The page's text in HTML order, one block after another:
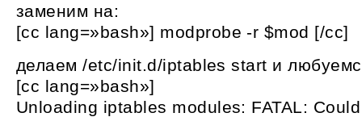
заменим на:
[cc lang=»bash»] modprobe -r $mod [/cc]
делаем /etc/init.d/iptables start и
[cc lang=»bash»]
Unloading iptables modules: FATAL: